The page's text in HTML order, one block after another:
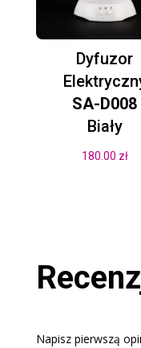
Dyfuzor
SA-D008
Biały
180.00 zł
Napisz pierwszą